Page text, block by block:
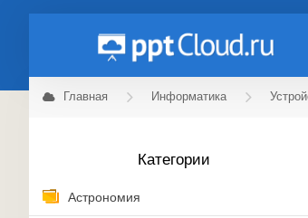
Главная Информатика
Категории
Астрономия